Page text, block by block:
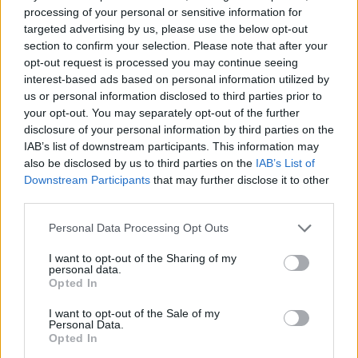
processing of your personal or sensitive information for
targeted advertising by us, please use the below opt-out
section to confirm your selection. Please note that after your
opt-out request is processed you may continue seeing
interest-based ads based on personal information utilized by
us or personal information disclosed to third parties prior to
your opt-out. You may separately opt-out of the further
disclosure of your personal information by third parties on the
IAB’s list of downstream participants. This information may
also be disclosed by us to third parties on the IAB’s List of
Downstream Participants that may further disclose it to other
Please note that this website/app uses one or more Google
not limited to your visit or usage behaviour. You may click to
grant or deny consent to Google and its third-party tags to
use your data for below specified purposes in below Google
consent section.
Personal Data Processing Opt Outs
I want to opt-out of the Sharing of my
personal data.
Opted In
I want to opt-out of the Sale of my
Personal Data.
Opted In
Insieme a NVIDIA, ABB sta lavorando su
architetture di alimentazione in corrente continua
ad alta tensione per ridurre il numero di conversioni
elettriche necessarie per alimentare i carichi AI,
migliorare l’efficienza energetica e rendere più
semplice la distribuzione di grandi quantità di
potenza. Le architetture a 800 VDC rappresentano
il passo successivo, consentendo di trasportare più
potenza con minori perdite e di ottimizzare l’utilizzo
dello spazio disponibile.
Velardi conclude sottolineando che la competizione
per attrarre investimenti nei data center non si
gioca sulla qualità delle tecnologie disponibili, ma
sulla capacità del sistema Paese di creare le